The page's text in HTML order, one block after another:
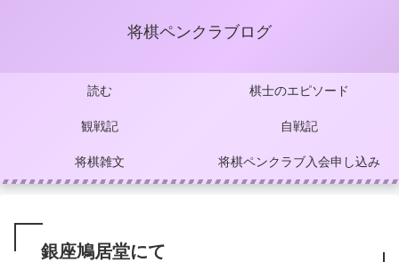
将棋ペンクラブログ
読む 棋士のエピソード
観戦記 自戦記
将棋雑文 将棋ペンクラブ入会申し込み
銀座鳩居堂にて